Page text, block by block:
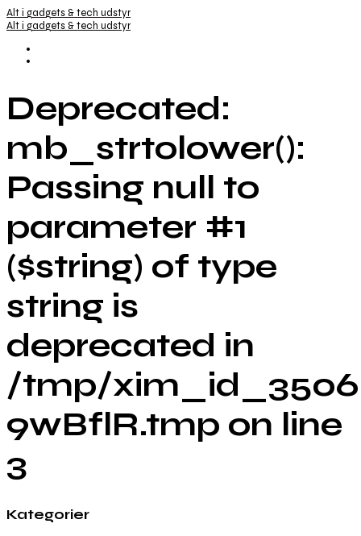
Alt i gadgets & tech udstyr
Alt i gadgets & tech udstyr
Deprecated:
mb_strtolower():
Passing null to
parameter #1
($string) of type
string is
deprecated in
/tmp/
9wBflR.tmp on line
3
Kategorier